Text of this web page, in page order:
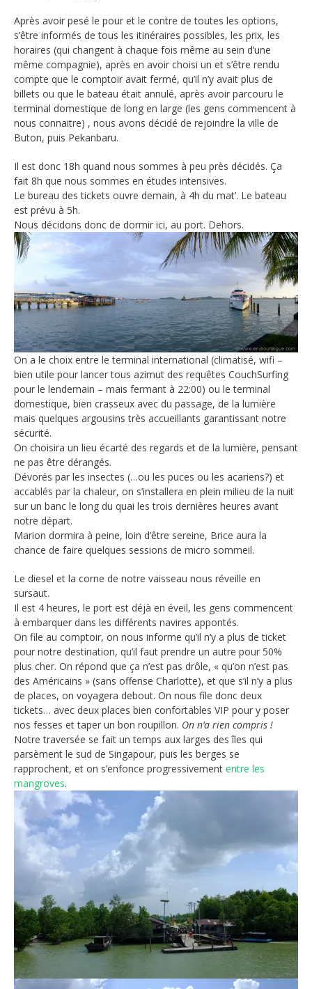
Après avoir pesé le pour et le contre de toutes les options,
s’être informés de tous les itinéraires possibles, les prix, les
horaires (qui changent à chaque fois même au sein d’une
même compagnie), après en avoir choisi un et s’être rendu
compte que le comptoir avait fermé, qu’il n’y avait plus de
billets ou que le bateau était annulé, après avoir parcouru le
terminal domestique de long en large (les gens commencent à
nous connaitre) , nous avons décidé de rejoindre la ville de
Buton, puis Pekanbaru.
Il est donc 18h quand nous sommes à peu près décidés. Ça
fait 8h que nous sommes en études intensives.
Le bureau des tickets ouvre demain, à 4h du mat’. Le bateau
est prévu à 5h.
Nous décidons donc de dormir ici, au port. Dehors.
On a le choix entre le terminal international (climatisé, wifi –
bien utile pour lancer tous azimut des requêtes CouchSurfing
pour le lendemain – mais fermant à 22:00) ou le terminal
domestique, bien crasseux avec du passage, de la lumière
mais quelques argousins très accueillants garantissant notre
sécurité.
On choisira un lieu écarté des regards et de la lumière, pensant
ne pas être dérangés.
Dévorés par les insectes (…ou les puces ou les acariens?) et
accablés par la chaleur, on s’installera en plein milieu de la nuit
sur un banc le long du quai les trois dernières heures avant
notre départ.
Marion dormira à peine, loin d’être sereine, Brice aura la
chance de faire quelques sessions de micro sommeil.
Le diesel et la corne de notre vaisseau nous réveille en
sursaut.
Il est 4 heures, le port est déjà en éveil, les gens commencent
à embarquer dans les différents navires appontés.
On file au comptoir, on nous informe qu’il n’y a plus de ticket
pour notre destination, qu’il faut prendre un autre pour 50%
plus cher. On répond que ça n’est pas drôle, « qu’on n’est pas
des Américains » (sans offense Charlotte), et que s’il n’y a plus
de places, on voyagera debout. On nous file donc deux
tickets… avec deux places bien confortables VIP pour y poser
nos fesses et taper un bon roupillon. On n’a rien compris !
Notre traversée se fait un temps aux larges des îles qui
parsèment le sud de Singapour, puis les berges se
rapprochent, et on s’enfonce progressivement entre les
mangroves.